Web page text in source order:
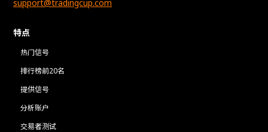
support@tradingcup.com
特点
热门信号
排行榜前20名
提供信号
分析账户
交易者测试